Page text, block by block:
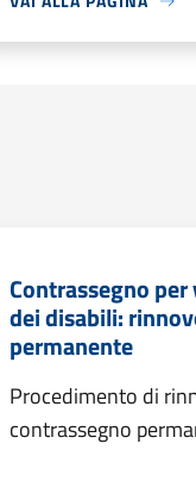
Contrassegno
dei disabili:
permanente
Procedimento di
contrassegno